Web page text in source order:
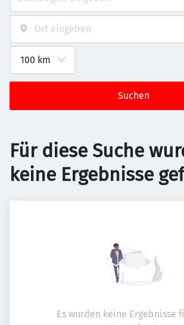
Suchen
Für diese Suche
keine Ergebnisse
Es wurden keine Ergebnisse